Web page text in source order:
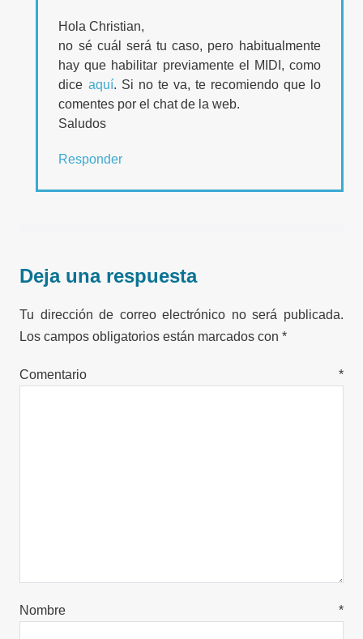
Hola Christian,
no sé cuál será tu caso, pero habitualmente
hay que habilitar previamente el MIDI, como
dice aquí. Si no te va, te recomiendo que lo
comentes por el chat de la web.
Saludos
Responder
Deja una respuesta
Tu dirección de correo electrónico no será publicada.
Los campos obligatorios están marcados con*
Comentario *
Nombre *